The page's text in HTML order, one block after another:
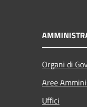
Organi di
Aree
Uffici